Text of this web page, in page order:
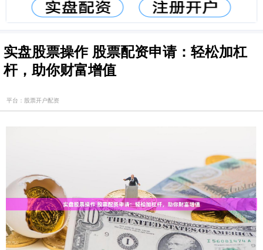
实盘股票操作 股票配资申请：轻松加杠
杆，助你财富增值
平台：股票开户配资